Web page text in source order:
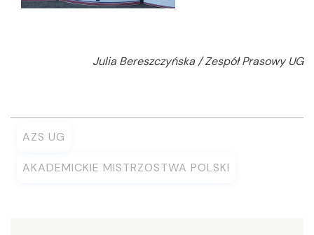
Julia Bereszczyńska / Zespół Prasowy UG
AZS UG
AKADEMICKIE MISTRZOSTWA POLSKI